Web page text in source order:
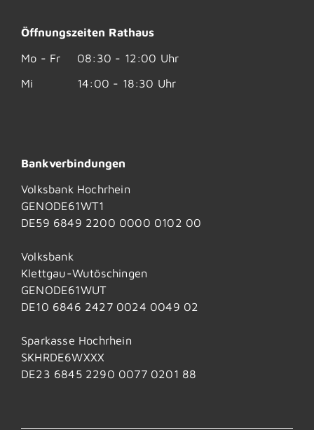
Öffnungszeiten Rathaus
Mo - Fr
08:30 - 12:00 Uhr
Mi
14:00 - 18:30 Uhr
Bankverbindungen
Volksbank Hochrhein
GENODE61WT1
DE59 6849 2200 0000 0102 00
Volksbank
Klettgau-Wutöschingen
GENODE61WUT
DE10 6846 2427 0024 0049 02
Sparkasse Hochrhein
SKHRDE6WXXX
DE23 6845 2290 0077 0201 88